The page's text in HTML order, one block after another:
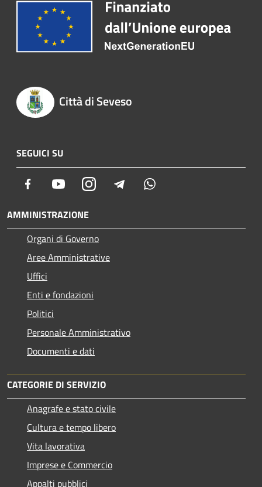
Città di Seveso
SEGUICI SU
Facebook YoutubeInstagram Telegram
AMMINISTRAZIONE
Organi di Governo
Aree Amministrative
Uffici
Enti e fondazioni
Politici
Personale Amministrativo
Documenti e dati
CATEGORIE DI SERVIZIO
Anagrafe e stato civile
Cultura e tempo libero
Vita lavorativa
Imprese e Commercio
Appalti pubblici